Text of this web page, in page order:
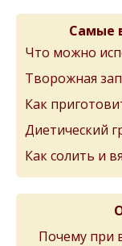
Самые
Что можно
Творожная
Как
Диетический
Как солить и
Почему при